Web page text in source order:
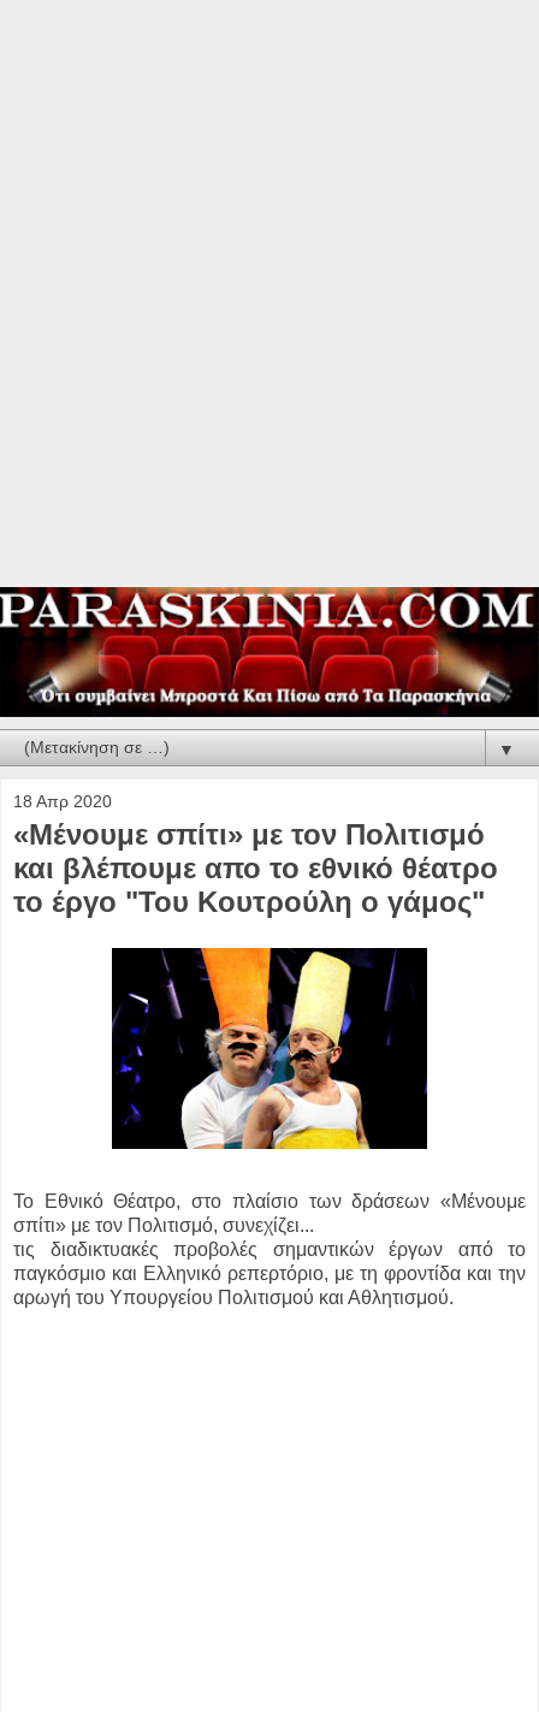
▼
18 Απρ 2020
«Mένουμε σπίτι» με τον Πολιτισμό
και βλέπουμε απο το εθνικό θέατρο
το έργο "Του Kουτρούλη ο γάμος"
Το Εθνικό Θέατρο, στο πλαίσιο των δράσεων «Μένουμε
σπίτι» με τον Πολιτισμό, συνεχίζει...
τις διαδικτυακές προβολές σημαντικών έργων από το
παγκόσμιο και Ελληνικό ρεπερτόριο, με τη φροντίδα και την
αρωγή του Υπουργείου Πολιτισμού και Αθλητισμού.